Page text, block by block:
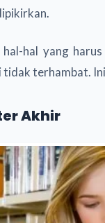
hal-hal yang
tidak terhambat.
Akhir